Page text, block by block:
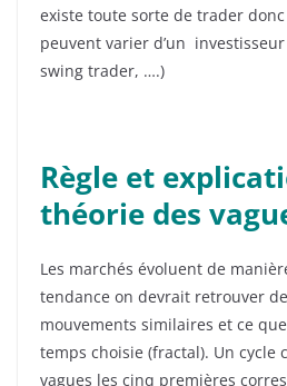
existe toute sorte de trader
peuvent varier d’un investisseur
swing trader, ….)
Règle et
théorie des
Les marchés évoluent de
tendance on devrait retrouver
mouvements similaires et ce
temps choisie (fractal). Un
vagues les cinq premières